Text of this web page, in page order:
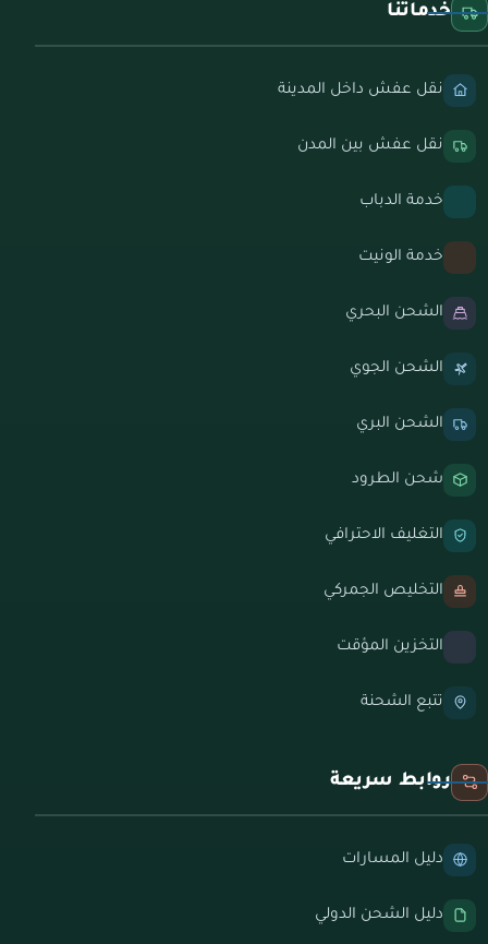
خدماتنا
نقل عفش داخل المدينة
نقل عفش بين المدن
خدمة الدباب
خدمة الونيت
الشحن البحري
الشحن الجوي
الشحن البري
شحن الطرود
التغليف الاحترافي
التخليص الجمركي
التخزين المؤقت
تتبع الشحنة
روابط سريعة
دليل المسارات
دليل الشحن الدولي